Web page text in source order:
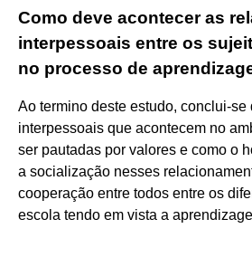
Como deve acontecer as
interpessoais entre os
no processo de
Ao termino deste estudo, conclui-se
interpessoais que acontecem no
ser pautadas por valores e como o
a socialização nesses
cooperação entre todos entre os
escola tendo em vista a